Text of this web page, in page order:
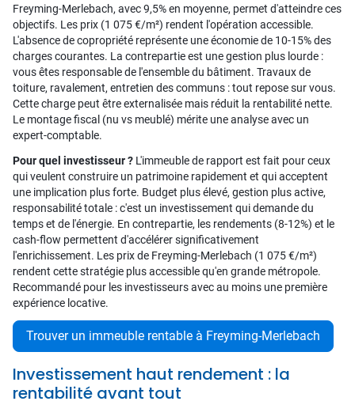
Freyming-Merlebach, avec 9,5% en moyenne, permet d'atteindre ces
objectifs. Les prix (1 075 €/m²) rendent l'opération accessible.
L'absence de copropriété représente une économie de 10-15% des
charges courantes. La contrepartie est une gestion plus lourde :
vous êtes responsable de l'ensemble du bâtiment. Travaux de
toiture, ravalement, entretien des communs : tout repose sur vous.
Cette charge peut être externalisée mais réduit la rentabilité nette.
Le montage fiscal (nu vs meublé) mérite une analyse avec un
expert-comptable.
Pour quel investisseur ? L'immeuble de rapport est fait pour ceux
qui veulent construire un patrimoine rapidement et qui acceptent
une implication plus forte. Budget plus élevé, gestion plus active,
responsabilité totale : c'est un investissement qui demande du
temps et de l'énergie. En contrepartie, les rendements (8-12%) et le
cash-flow permettent d'accélérer significativement
l'enrichissement. Les prix de Freyming-Merlebach (1 075 €/m²)
rendent cette stratégie plus accessible qu'en grande métropole.
Recommandé pour les investisseurs avec au moins une première
expérience locative.
Trouver un immeuble rentable à Freyming-Merlebach
Investissement haut rendement : la
rentabilité avant tout